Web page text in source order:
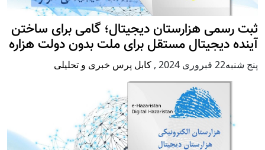
ثبت رسمی هزارستان دیجیتال؛ گامی برای ساختن
آینده دیجیتال مستقل برای ملت بدون دولت هزاره
پنج شنبه22 فبروری 2024 , کابل پرس خبری و تحلیلی